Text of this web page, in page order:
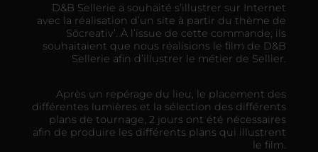
D&B Sellerie a souhaité s’illustrer sur Internet
avec la réalisation d’un site à partir du thème de
Sõcreativ’. À l’issue de cette commande, ils
souhaitaient que nous réalisions le film de D&B
Sellerie afin d’illustrer le métier de Sellier.
Après un repérage du lieu, le placement des
différentes lumières et la sélection des différents
plans de tournage, 2 jours ont été nécessaires
afin de produire les différents plans qui illustrent
le film.